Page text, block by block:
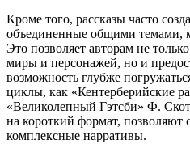
Кроме того, рассказы часто
объединенные общими темами,
Это позволяет авторам не
миры и персонажей, но и
возможность глубже
циклы, как «Кентерберийские
«Великолепный Гэтсби» Ф.
на короткий формат, позволяют
комплексные нарративы.